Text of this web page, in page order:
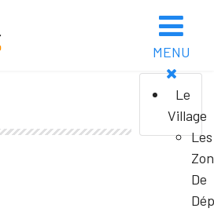
MENU
Le
Village
Les
De